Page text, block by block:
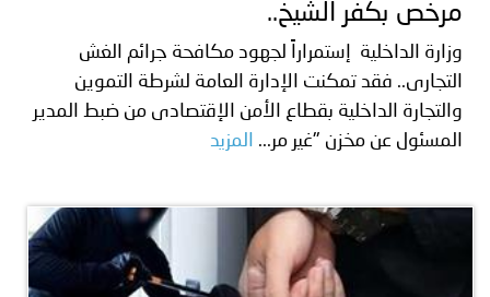
مرخص بكفر الشيخ..
وزارة الداخلية إستمراراً لجهود مكافحة جرائم الغش
التجارى.. فقد تمكنت الإدارة العامة لشرطة التموين
والتجارة الداخلية بقطاع الأمن الإقتصادى من ضبط المدير
المسئول عن مخزن "غير مر...
المزيد